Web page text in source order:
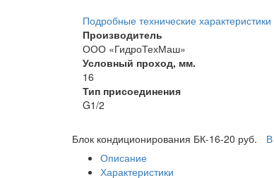
Подробные технические
Производитель
ООО «ГидроТехМаш»
Условный проход, мм.
16
Тип присоединения
G1/2
Блок кондиционирования БК-16-20 руб.
Описание
Характеристики